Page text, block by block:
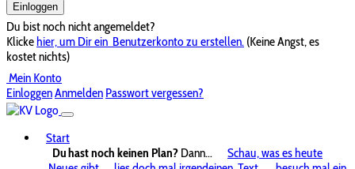
Einloggen
Du bist noch nicht angemeldet?
Klickehier, um Dir ein Benutzerkonto zu erstellen. (Keine Angst, es
kostet nichts)
Mein Konto
EinloggenAnmelden Passwort vergessen?
Start
Du hast noch keinen Plan? Dann...
Schau, was es heute